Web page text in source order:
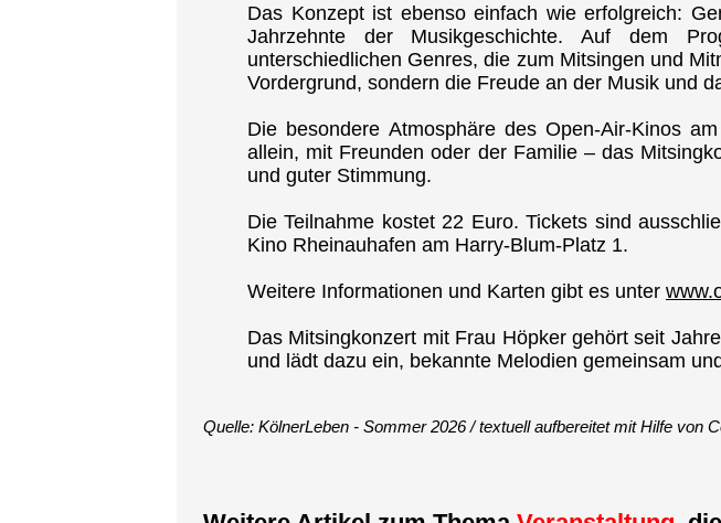
Das Konzept ist ebenso einfach wie erfolgreich:
Jahrzehnte der Musikgeschichte. Auf dem
unterschiedlichen Genres, die zum Mitsingen und
Vordergrund, sondern die Freude an der Musik und
Die besondere Atmosphäre des Open-Air-Kinos
allein, mit Freunden oder der Familie – das
und guter Stimmung.
Die Teilnahme kostet 22 Euro. Tickets sind
Kino Rheinauhafen am Harry-Blum-Platz 1.
Weitere Informationen und Karten gibt es unter
Das Mitsingkonzert mit Frau Höpker gehört seit
und lädt dazu ein, bekannte Melodien gemeinsam
Quelle: KölnerLeben - Sommer 2026 / textuell aufbereitet mit Hilfe von